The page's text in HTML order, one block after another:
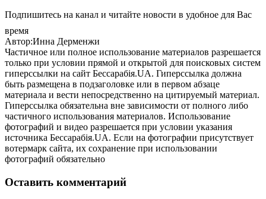
Подпишитесь на канал и читайте новости в удобное для Вас
время
Автор:Инна Дерменжи
Частичное или полное использование материалов разрешается
только при условии прямой и открытой для поисковых систем
гиперссылки на сайт Бессарабія.UA. Гиперссылка должна
быть размещена в подзаголовке или в первом абзаце
материала и вести непосредственно на цитируемый материал.
Гиперссылка обязательна вне зависимости от полного либо
частичного использования материалов. Использование
фотографий и видео разрешается при условии указания
источника Бессарабія.UA. Если на фотографии присутствует
вотермарк сайта, их сохранение при использовании
фотографий обязательно
Оставить комментарий